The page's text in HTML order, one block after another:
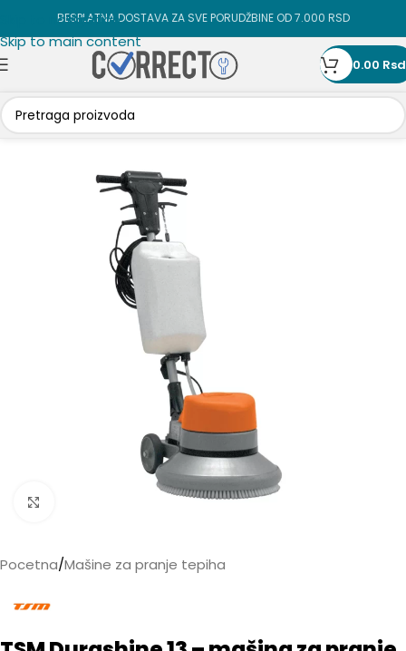
Skip to navigation
Skip to main content
BESPLATNA DOSTAVA ZA SVE PORUDŽBINE OD 7.000 RSD
0.00 Rsd
Kliknite da biste uvećali
Pocetna/Mašine za pranje tepiha